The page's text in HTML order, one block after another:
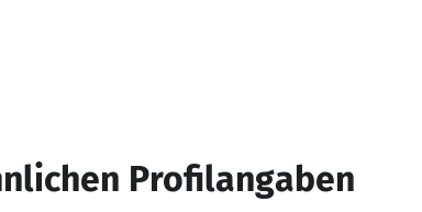
Profilangaben